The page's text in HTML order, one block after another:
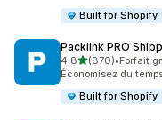
Built for Shopify
Packlink PRO
4,8étoile(s) sur 5
(870)
870 avis au total
•Forfait
Économisez du
Built for Shopify